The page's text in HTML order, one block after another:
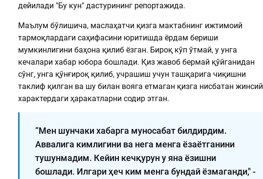
дейилади "Бу кун" дастурининг репортажида.
Маълум бўлишича, маслаҳатчи қизга мактабнинг ижтимоий
тармоқлардаги саҳифасини юритишда ёрдам бериши
мумкинлигини баҳона қилиб ёзган. Бироқ кўп ўтмай, у унга
кечалари хабар юбора бошлади. Қиз жавоб бермай қўйганидан
сўнг, унга қўнғироқ қилиб, учрашиш учун ташқарига чиқишни
таклиф қилган ва шу билан вояга етмаган қизга нисбатан жинсий
характердаги ҳаракатларни содир этган.
“Мен шунчаки хабарга муносабат билдирдим.
Аввалига кимлигини ва нега менга ёзаётганини
тушунмадим. Кейин кечқурун у яна ёзишни
бошлади. Илгари ҳеч ким менга бундай ёзмаганди," -